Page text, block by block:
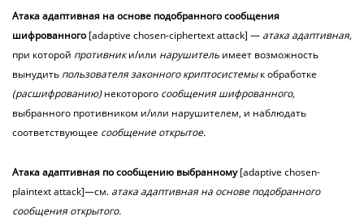
Атакаадаптивная на основе подобранного сообщения
шифрованного [adaptive chosen-ciphertext attack] — атака адаптивная,
при которой противники/или нарушитель имеет возможность
вынудить пользователя законного криптосистемык обработке
(расшифрованию)некоторого сообщения шифрованного,
выбранного противником и/или нарушителем, и наблюдать
соответствующее сообщение открытое.
Атакаадаптивная по сообщению выбранному[adaptive chosen-
plaintext attack]—см. атака адаптивная на основе подобранного
сообщения открытого.